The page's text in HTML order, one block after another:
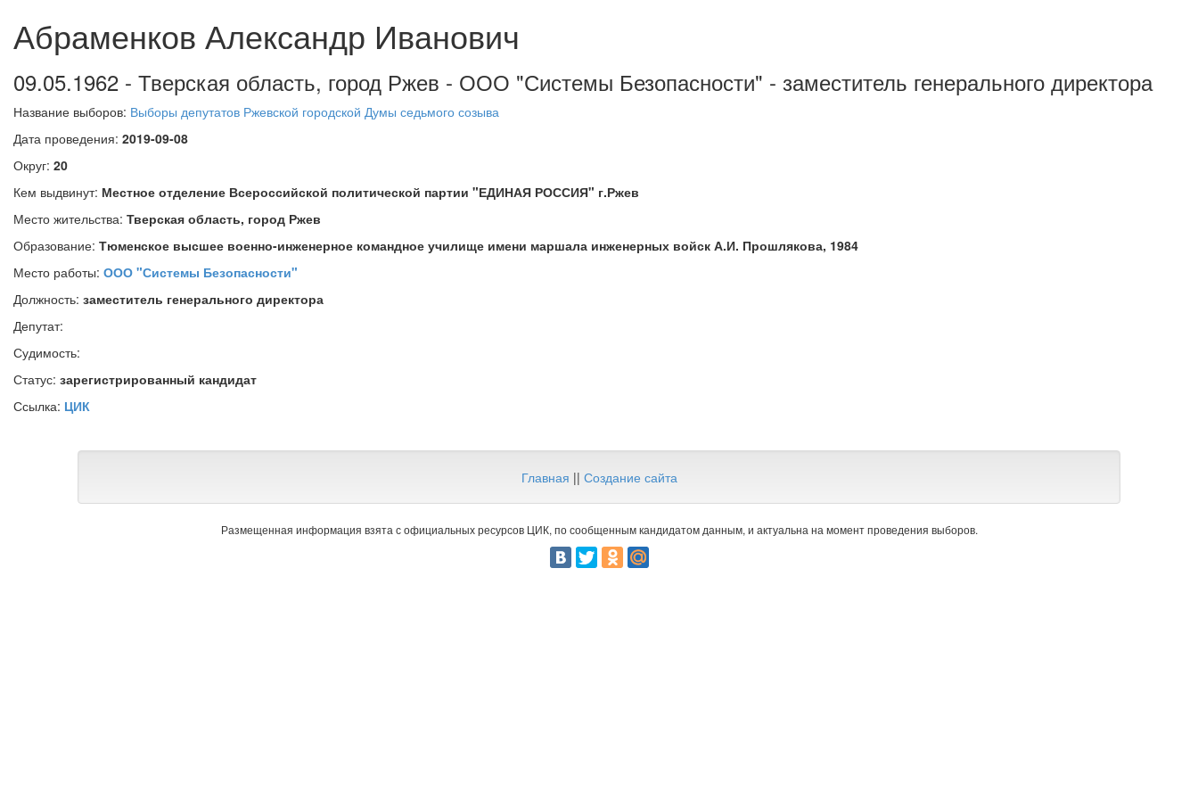
Абраменков Александр Иванович
09.05.1962 - Тверская область, город Ржев - ООО "Системы Безопасности" - заместитель генерального директора
Название выборов: Выборы депутатов Ржевской городской Думы седьмого созыва
Дата проведения: 2019-09-08
Округ: 20
Кем выдвинут: Местное отделение Всероссийской политической партии "ЕДИНАЯ РОССИЯ" г.Ржев
Место жительства: Тверская область, город Ржев
Образование: Тюменское высшее военно-инженерное командное училище имени маршала инженерных войск А.И. Прошлякова, 1984
Место работы: ООО "Системы Безопасности"
Должность: заместитель генерального директора
Депутат:
Судимость:
Статус: зарегистрированный кандидат
Ссылка: ЦИК
Главная || Создание сайта
Размещенная информация взята с официальных ресурсов ЦИК, по сообщенным кандидатом данным, и актуальна на момент проведения выборов.